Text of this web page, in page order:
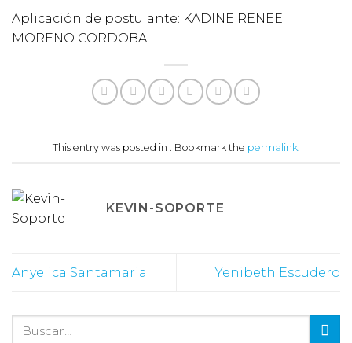
Aplicación de postulante: KADINE RENEE
MORENO CORDOBA
This entry was posted in . Bookmark the permalink.
KEVIN-SOPORTE
Anyelica Santamaria Yenibeth Escudero